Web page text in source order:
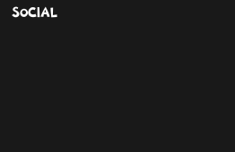
Social